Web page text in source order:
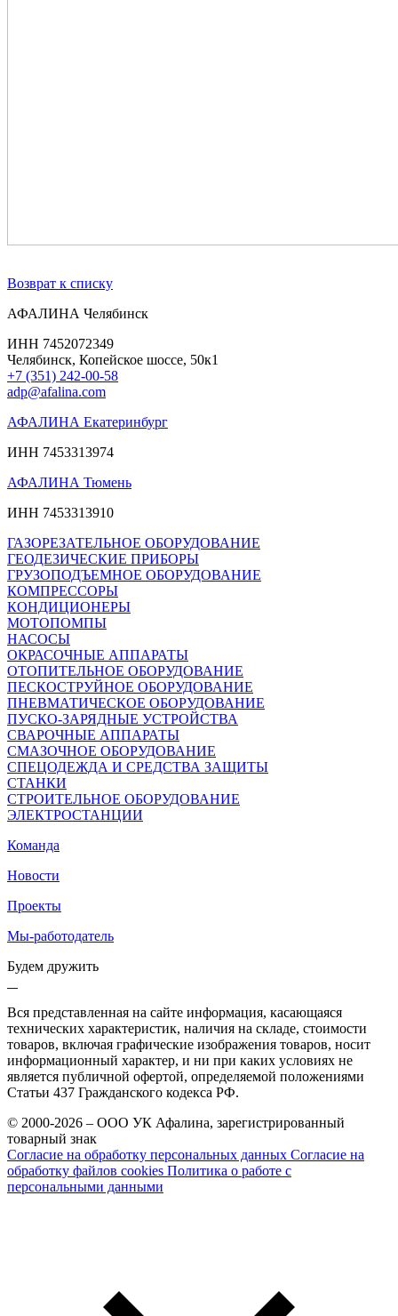
Возврат к списку
АФАЛИНА Челябинск
ИНН 7452072349
Челябинск, Копейское шоссе, 50к1
+7 (351) 242-00-58
adp@afalina.com
АФАЛИНА Екатеринбург
ИНН 7453313974
АФАЛИНА Тюмень
ИНН 7453313910
ГАЗОРЕЗАТЕЛЬНОЕ ОБОРУДОВАНИЕ
ГЕОДЕЗИЧЕСКИЕ ПРИБОРЫ
ГРУЗОПОДЪЕМНОЕ ОБОРУДОВАНИЕ
КОМПРЕССОРЫ
КОНДИЦИОНЕРЫ
МОТОПОМПЫ
НАСОСЫ
ОКРАСОЧНЫЕ АППАРАТЫ
ОТОПИТЕЛЬНОЕ ОБОРУДОВАНИЕ
ПЕСКОСТРУЙНОЕ ОБОРУДОВАНИЕ
ПНЕВМАТИЧЕСКОЕ ОБОРУДОВАНИЕ
ПУСКО-ЗАРЯДНЫЕ УСТРОЙСТВА
СВАРОЧНЫЕ АППАРАТЫ
СМАЗОЧНОЕ ОБОРУДОВАНИЕ
СПЕЦОДЕЖДА И СРЕДСТВА ЗАЩИТЫ
СТАНКИ
СТРОИТЕЛЬНОЕ ОБОРУДОВАНИЕ
ЭЛЕКТРОСТАНЦИИ
Команда
Новости
Проекты
Мы-работодатель
Будем дружить
Вся представленная на сайте информация, касающаяся
технических характеристик, наличия на складе, стоимости
товаров, включая графические изображения товаров, носит
информационный характер, и ни при каких условиях не
является публичной офертой, определяемой положениями
Статьи 437 Гражданского кодекса РФ.
© 2000-2026 – ООО УК Афалина, зарегистрированный
товарный знак
Согласие на обработку персональных данных Согласие на
обработку файлов cookies Политика о работе с
персональными данными